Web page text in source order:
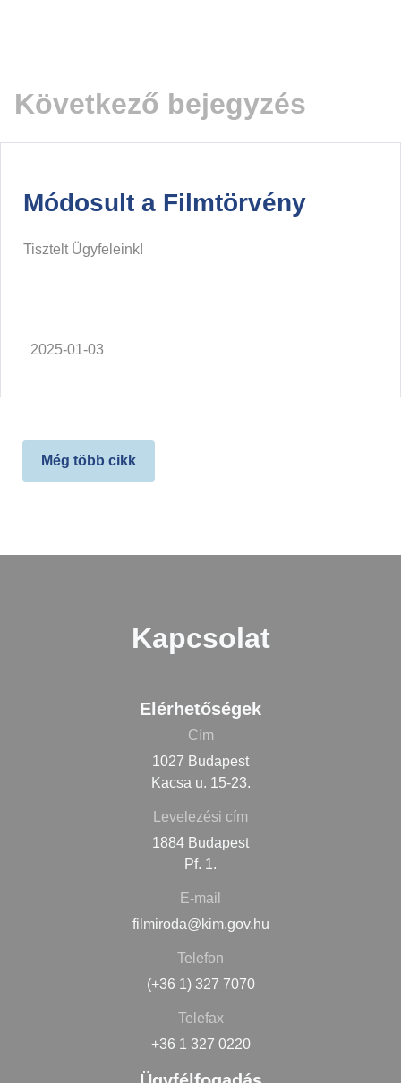
Következő bejegyzés
Módosult a Filmtörvény
Tisztelt Ügyfeleink!
2025-01-03
Még több cikk
Kapcsolat
Elérhetőségek
Cím
1027 Budapest
Kacsa u. 15-23.
Levelezési cím
1884 Budapest
Pf. 1.
E-mail
filmiroda@kim.gov.hu
Telefon
(+36 1) 327 7070
Telefax
+36 1 327 0220